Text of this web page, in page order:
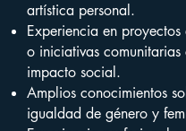
artística personal.
Experiencia en proyectos
o iniciativas comunitarias
impacto social.
Amplios conocimientos
igualdad de género y